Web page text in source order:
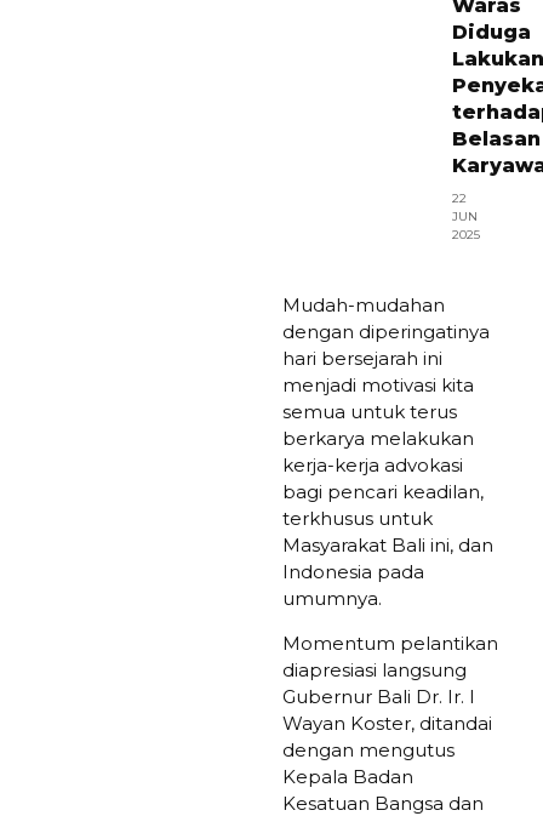
Waras
Diduga
Lakukan
Belasan
22
JUN
2025
Mudah-mudahan
dengan diperingatinya
hari bersejarah ini
menjadi motivasi kita
semua untuk terus
berkarya melakukan
kerja-kerja advokasi
bagi pencari keadilan,
terkhusus untuk
Masyarakat Bali ini, dan
Indonesia pada
umumnya.
Momentum pelantikan
diapresiasi langsung
Gubernur Bali Dr. Ir. I
Wayan Koster, ditandai
dengan mengutus
Kepala Badan
Kesatuan Bangsa dan